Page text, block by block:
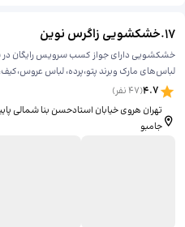
17
.خشکشویی زاگرس نوین
لباس‌های مارک وبرند پتو،پرده، لباس
4.7
(
47نفر)
جامبو